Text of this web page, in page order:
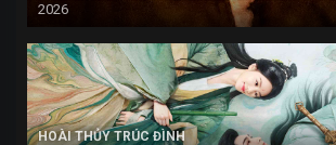
2026
HOÀI THỦY TRÚC ĐÌNH